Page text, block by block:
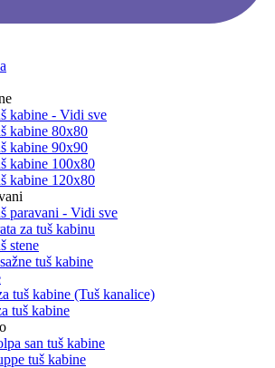
kabine - Vidi sve
kabine 80x80
kabine 90x90
kabine 100x80
kabine 120x80
paravani - Vidi sve
za tuš kabinu
stene
tuš kabine
tuš kabine (Tuš kanalice)
tuš kabine
san tuš kabine
tuš kabine